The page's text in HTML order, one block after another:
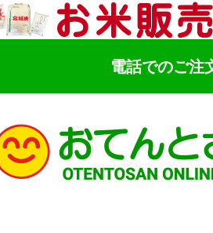
電話でのご注
検